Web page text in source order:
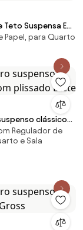
Teto Suspensa Em
Libel Branco -
Papel, para Quarto
clássico
Dicte
Regulador de
e Sala